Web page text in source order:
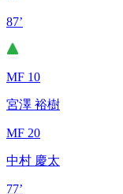
87’
MF 10
宮澤 裕樹
MF 20
中村 慶太
77’